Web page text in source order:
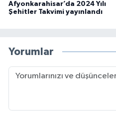
Afyonkarahisar’da 2024 Yılı
Şehitler Takvimi yayınlandı
Yorumlar